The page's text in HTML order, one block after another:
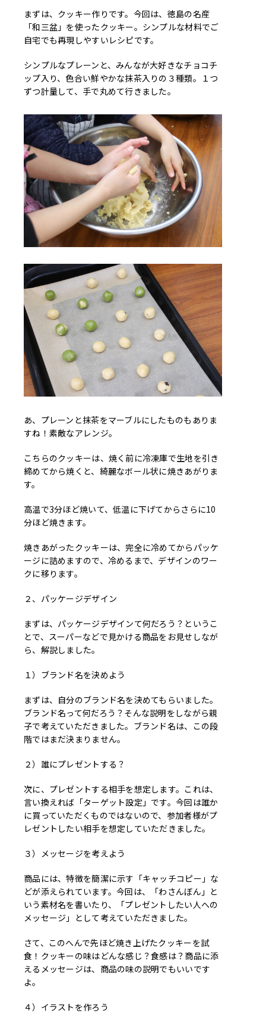
まずは、クッキー作りです。今回は、徳島の名産
「和三盆」を使ったクッキー。シンプルな材料でご
自宅でも再現しやすいレシピです。
シンプルなプレーンと、みんなが大好きなチョコチ
ップ入り、色合い鮮やかな抹茶入りの３種類。１つ
ずつ計量して、手で丸めて行きました。
あ、プレーンと抹茶をマーブルにしたものもありま
すね！素敵なアレンジ。
こちらのクッキーは、焼く前に冷凍庫で生地を引き
締めてから焼くと、綺麗なボール状に焼きあがりま
す。
高温で3分ほど焼いて、低温に下げてからさらに10
分ほど焼きます。
焼きあがったクッキーは、完全に冷めてからパッケ
ージに詰めますので、冷めるまで、デザインのワー
クに移ります。
２、パッケージデザイン
まずは、パッケージデザインて何だろう？というこ
とで、スーパーなどで見かける商品をお見せしなが
ら、解説しました。
１）ブランド名を決めよう
まずは、自分のブランド名を決めてもらいました。
ブランド名って何だろう？そんな説明をしながら親
子で考えていただきました。ブランド名は、この段
階ではまだ決まりません。
２）誰にプレゼントする？
次に、プレゼントする相手を想定します。これは、
言い換えれば「ターゲット設定」です。今回は誰か
に買っていただくものではないので、参加者様がプ
レゼントしたい相手を想定していただきました。
３）メッセージを考えよう
商品には、特徴を簡潔に示す「キャッチコピー」な
どが添えられています。今回は、「わさんぼん」と
いう素材名を書いたり、「プレゼントしたい人への
メッセージ」として考えていただきました。
さて、このへんで先ほど焼き上げたクッキーを試
食！クッキーの味はどんな感じ？食感は？商品に添
えるメッセージは、商品の味の説明でもいいです
よ。
４）イラストを作ろう